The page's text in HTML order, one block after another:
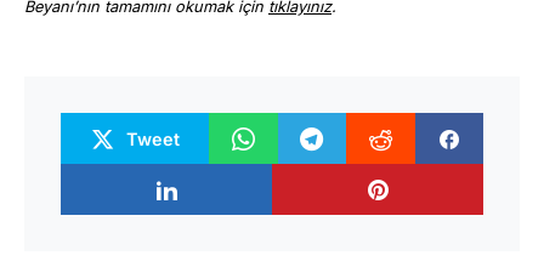
Beyanı’nın tamamını okumak için tıklayınız.
Tweet